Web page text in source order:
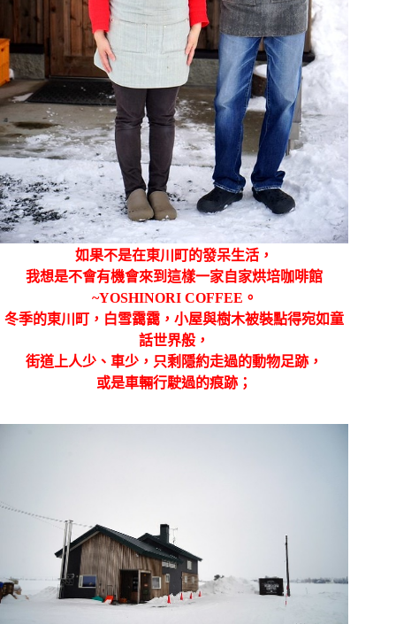
如果不是在東川町的發呆生活，
我想是不會有機會來到這樣一家自家烘培咖啡館
~YOSHINORI COFFEE。
冬季的東川町，白雪靄靄，小屋與樹木被裝點得宛如童
話世界般，
街道上人少、車少，只剩隱約走過的動物足跡，
或是車輛行駛過的痕跡；